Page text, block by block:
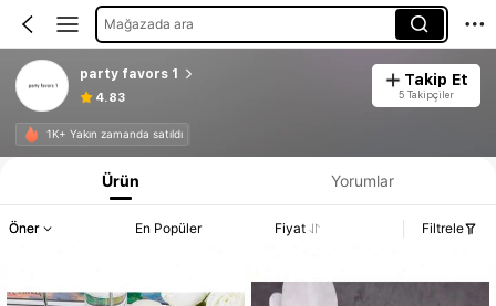
Mağazada ara
party favors 1
4.83
Takip Et
5 Takipçiler
1K+ Yakın zamanda satıldı
Ürün Yorumlar
Öner En Popüler Fiyat Filtrele